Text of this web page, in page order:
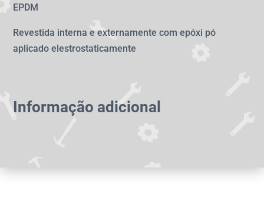
EPDM
Revestida interna e externamente com epóxi pó
aplicado elestrostaticamente
Informação adicional